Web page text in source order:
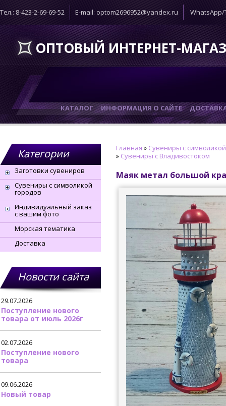
Тел.: 8-423-2-69-69-52 E-mail: optom2696952@yandex.ru WhatsApp/
ОПТОВЫЙ ИНТЕРНЕТ-
КАТАЛОГ ИНФОРМАЦИЯ О САЙТЕ
Категории
Заготовки сувениров
Сувениры с символикой
городов
Индивидуальный заказ
с вашим фото
Морская тематика
Доставка
Новости сайта
29.07.2026
Поступление нового
товара от июль 2026г
02.07.2026
Поступление нового
товара
09.06.2026
Новый товар
Главная » Сувениры с
» Сувениры с Владивостоком
Маяк метал большой